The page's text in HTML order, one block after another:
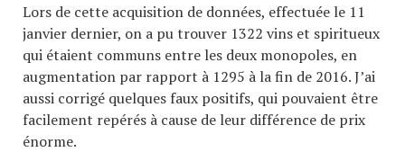
Lors de cette acquisition de données, effectuée le 11
janvier dernier, on a pu trouver 1322 vins et spiritueux
qui étaient communs entre les deux monopoles, en
augmentation par rapport à 1295 à la fin de 2016. J’ai
aussi corrigé quelques faux positifs, qui pouvaient être
facilement repérés à cause de leur différence de prix
énorme.